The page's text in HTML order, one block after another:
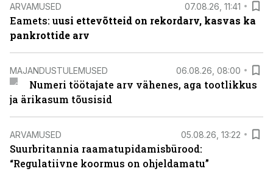
ARVAMUSED 07.08.26, 11:41
Eamets: uusi ettevõtteid on rekordarv, kasvas ka
pankrottide arv
MAJANDUSTULEMUSED 06.08.26, 08:00
Numeri töötajate arv vähenes, aga tootlikkus
ja ärikasum tõusisid
ARVAMUSED 05.08.26, 13:22
Suurbritannia raamatupidamisbürood:
“Regulatiivne koormus on ohjeldamatu”